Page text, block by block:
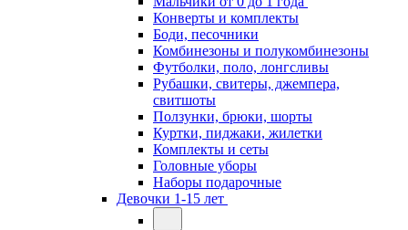
Конверты и комплекты
Боди, песочники
Комбинезоны и полукомбинезоны
Футболки, поло, лонгсливы
Рубашки, свитеры, джемпера,
свитшоты
Ползунки, брюки, шорты
Куртки, пиджаки, жилетки
Комплекты и сеты
Головные уборы
Наборы подарочные
Девочки 1-15 лет